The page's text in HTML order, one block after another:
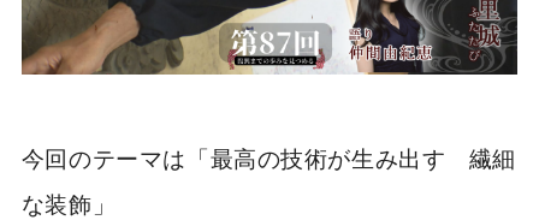
今回のテーマは「最高の技術が生み出す 繊細
な装飾」